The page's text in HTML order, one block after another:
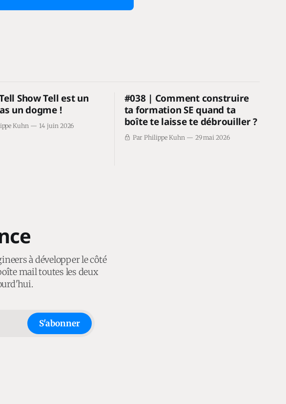
Show Tell est un
un dogme !
Kuhn 14 juin 2026
#038 | Comment construire
ta formation SE quand ta
boîte te laisse te débrouiller ?
Par Philippe Kuhn 29 mai 2026
à développer le côté
mail toutes les deux
S'abonner